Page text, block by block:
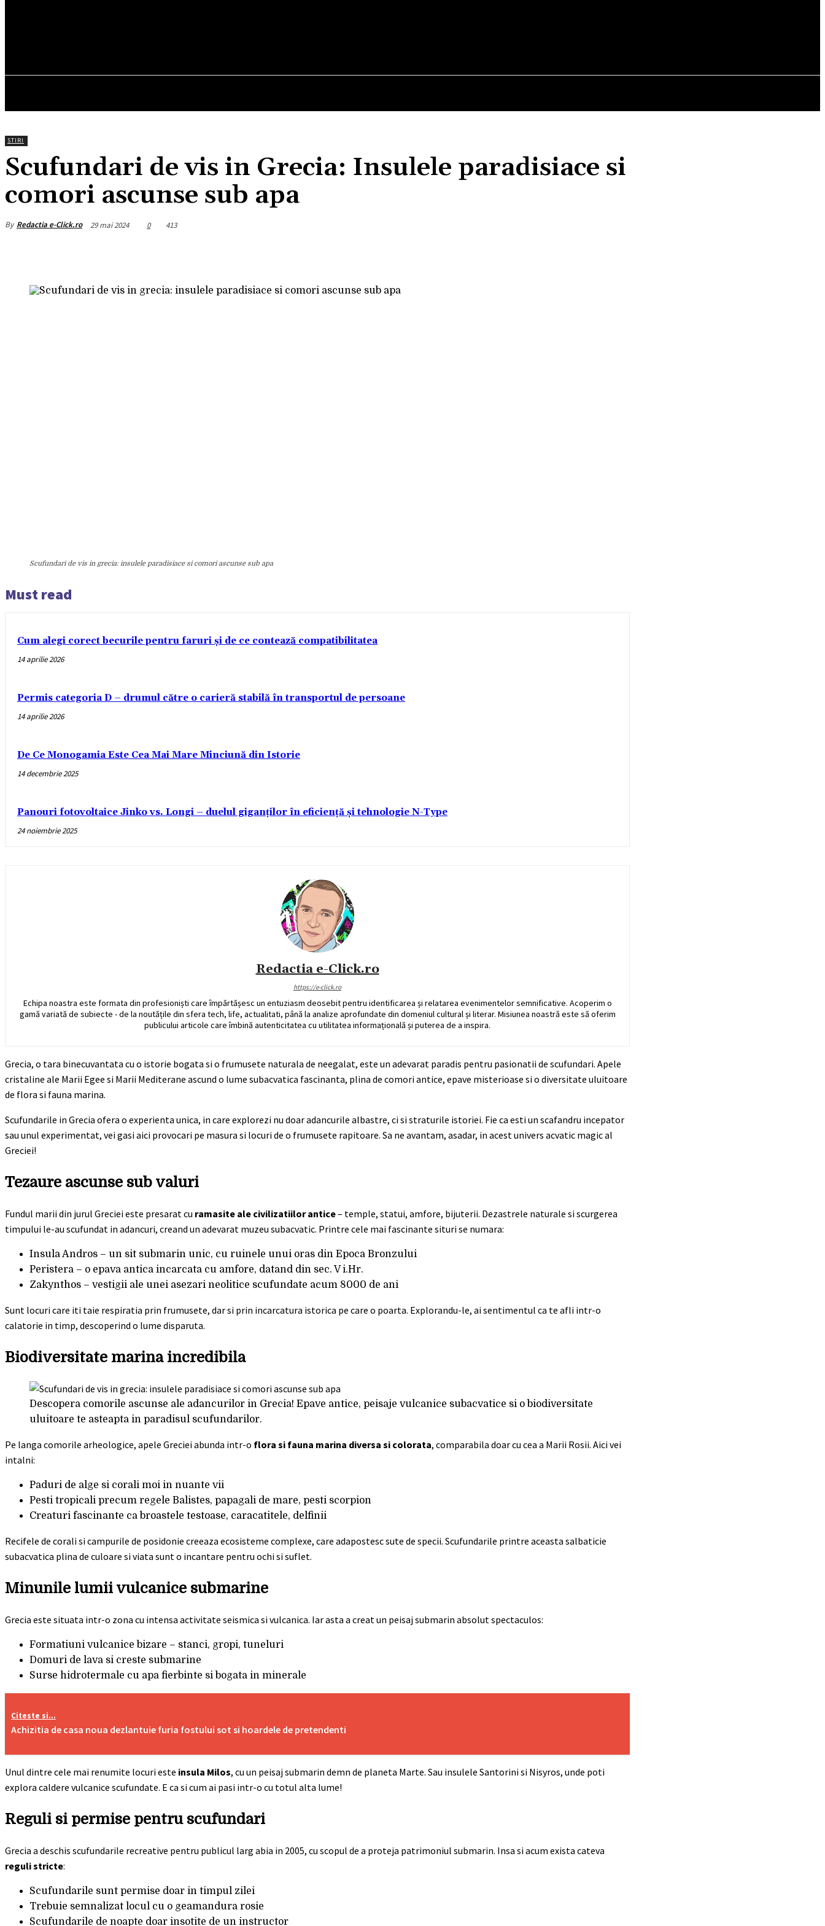
STIRI
Scufundari de vis in Grecia: Insulele paradisiace si
comori ascunse sub apa
By Redactia e-Click.ro 29 mai 2024 0 413
Scufundari de vis in grecia: insulele paradisiace si comori ascunse sub apa
Must read
Cum alegi corect becurile pentru faruri și de ce contează compatibilitatea
14 aprilie 2026
Permis categoria D – drumul către o carieră stabilă în transportul de persoane
14 aprilie 2026
De Ce Monogamia Este Cea Mai Mare Minciună din Istorie
14 decembrie 2025
Panouri fotovoltaice Jinko vs. Longi – duelul giganților în eficiență și tehnologie N-Type
24 noiembrie 2025
Redactia e-Click.ro
https://e-click.ro
Echipa noastra este formata din profesioniști care împărtășesc un entuziasm deosebit pentru identificarea și relatarea evenimentelor semnificative. Acoperim o
gamă variată de subiecte - de la noutățile din sfera tech, life, actualitati, până la analize aprofundate din domeniul cultural și literar. Misiunea noastră este să oferim
publicului articole care îmbină autenticitatea cu utilitatea informațională și puterea de a inspira.
Grecia, o tara binecuvantata cu o istorie bogata si o frumusete naturala de neegalat, este un adevarat paradis pentru pasionatii de scufundari. Apele
cristaline ale Marii Egee si Marii Mediterane ascund o lume subacvatica fascinanta, plina de comori antice, epave misterioase si o diversitate uluitoare
de flora si fauna marina.
Scufundarile in Grecia ofera o experienta unica, in care explorezi nu doar adancurile albastre, ci si straturile istoriei. Fie ca esti un scafandru incepator
sau unul experimentat, vei gasi aici provocari pe masura si locuri de o frumusete rapitoare. Sa ne avantam, asadar, in acest univers acvatic magic al
Greciei!
Tezaure ascunse sub valuri
Fundul marii din jurul Greciei este presarat cu ramasite ale civilizatiilor antice– temple, statui, amfore, bijuterii. Dezastrele naturale si scurgerea
timpului le-au scufundat in adancuri, creand un adevarat muzeu subacvatic. Printre cele mai fascinante situri se numara:
Insula Andros – un sit submarin unic, cu ruinele unui oras din Epoca Bronzului
Peristera – o epava antica incarcata cu amfore, datand din sec. V i.Hr.
Zakynthos – vestigii ale unei asezari neolitice scufundate acum 8000 de ani
Sunt locuri care iti taie respiratia prin frumusete, dar si prin incarcatura istorica pe care o poarta. Explorandu-le, ai sentimentul ca te afli intr-o
calatorie in timp, descoperind o lume disparuta.
Biodiversitate marina incredibila
Descopera comorile ascunse ale adancurilor in Grecia! Epave antice, peisaje vulcanice subacvatice si o biodiversitate
uluitoare te asteapta in paradisul scufundarilor.
Pe langa comorile arheologice, apele Greciei abunda intr-o flora si fauna marina diversa si colorata, comparabila doar cu cea a Marii Rosii. Aici vei
intalni:
Paduri de alge si corali moi in nuante vii
Pesti tropicali precum regele Balistes, papagali de mare, pesti scorpion
Creaturi fascinante ca broastele testoase, caracatitele, delfinii
Recifele de corali si campurile de posidonie creeaza ecosisteme complexe, care adapostesc sute de specii. Scufundarile printre aceasta salbaticie
subacvatica plina de culoare si viata sunt o incantare pentru ochi si suflet.
Minunile lumii vulcanice submarine
Grecia este situata intr-o zona cu intensa activitate seismica si vulcanica. Iar asta a creat un peisaj submarin absolut spectaculos:
Formatiuni vulcanice bizare – stanci, gropi, tuneluri
Domuri de lava si creste submarine
Surse hidrotermale cu apa fierbinte si bogata in minerale
Citeste si...
Achizitia de casa noua dezlantuie furia fostului sot si hoardele de pretendenti
Unul dintre cele mai renumite locuri este insula Milos, cu un peisaj submarin demn de planeta Marte. Sau insulele Santorini si Nisyros, unde poti
explora caldere vulcanice scufundate. E ca si cum ai pasi intr-o cu totul alta lume!
Reguli si permise pentru scufundari
Grecia a deschis scufundarile recreative pentru publicul larg abia in 2005, cu scopul de a proteja patrimoniul submarin. Insa si acum exista cateva
reguli stricte:
Scufundarile sunt permise doar in timpul zilei
Trebuie semnalizat locul cu o geamandura rosie
Scufundarile de noapte doar insotite de un instructor